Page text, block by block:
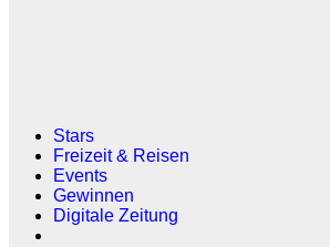
Stars
Freizeit & Reisen
Events
Gewinnen
Digitale Zeitung